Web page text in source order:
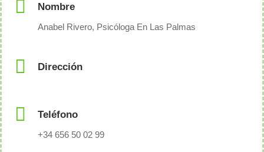
Nombre
Anabel Rivero, Psicóloga En Las Palmas
Dirección
Teléfono
+34 656 50 02 99